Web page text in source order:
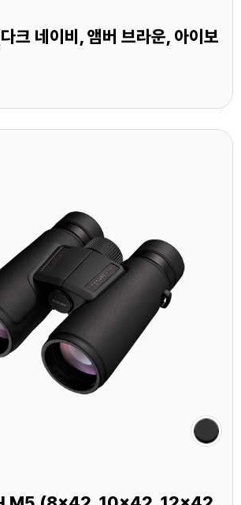
네이비, 앰버 브라운, 아이보